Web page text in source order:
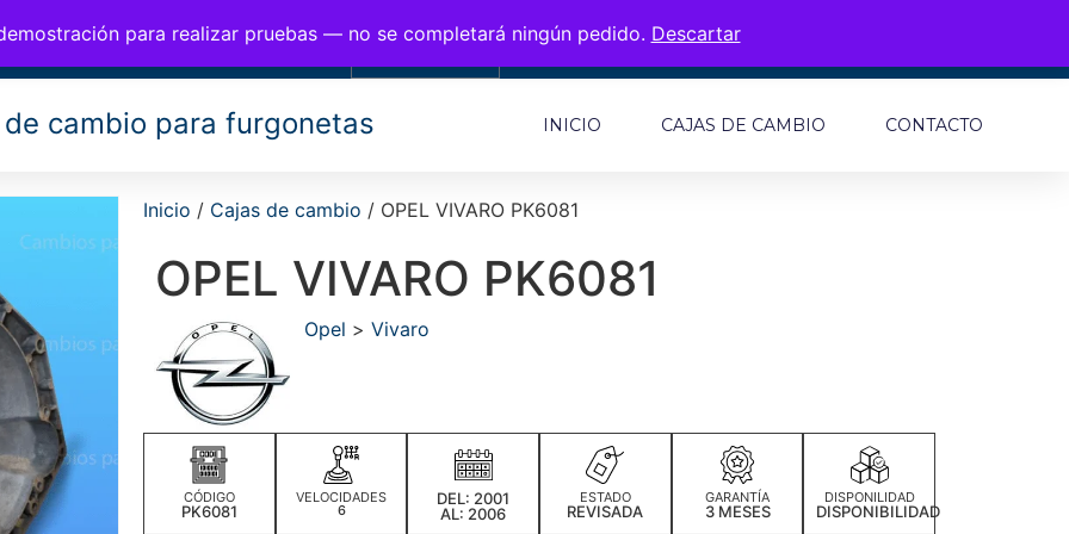
para realizar pruebas — no se completará ningún pedido. Descartar
PARA FURGONETAS
0,00€
de cambio para furgonetas INICIO CAJAS DE CAMBIO CONTACTO
Inicio / Cajas de cambio / OPEL VIVARO PK6081
OPEL VIVARO PK6081
Opel >Vivaro
CÓDIGO
PK6081
VELOCIDADES
6
DEL: 2001
AL: 2006
ESTADO
REVISADA
GARANTÍA
3 MESES
DISPONILIDAD
DISPONIBILIDAD